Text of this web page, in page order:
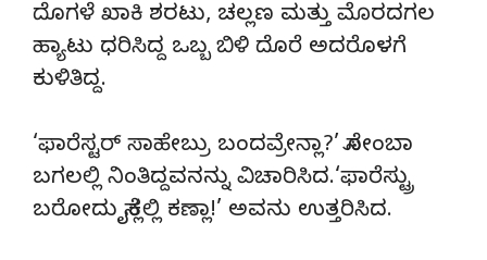
ದೊಗಳೆ ಖಾಕಿ ಶರಟು, ಚಲ್ಲಣ ಮತ್ತು ಮೊರದಗಲ
ಹ್ಯಾಟು ಧರಿಸಿದ್ದ ಒಬ್ಬ ಬಿಳಿ ದೊರೆ ಅದರೊಳಗೆ
ಕುಳಿತಿದ್ದ.
‘ಫಾರೆಸ್ಟರ್ ಸಾಹೇಬ್ರು ಬಂದವ್ರೇನ್ಲಾ?’ ಸೋಂಬಾ
ಬಗಲಲ್ಲಿ ನಿಂತಿದ್ದವನನ್ನು ವಿಚಾರಿಸಿದ.‘ಫಾರೆಸ್ಟ್ರು
ಬರೋದು ಸೈಕ್ಲಲ್ಲಿ ಕಣ್ಲಾ!’ ಅವನು ಉತ್ತರಿಸಿದ.